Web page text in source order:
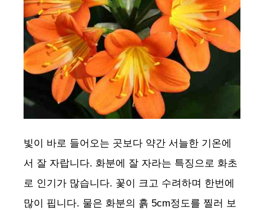
빛이 바로 들어오는 곳보다 약간 서늘한 기온에
서 잘 자랍니다. 화분에 잘 자라는 특징으로 화초
로 인기가 많습니다. 꽃이 크고 수려하며 한번에
많이 핍니다. 물은 화분의 흙 5cm정도를 찔러 보